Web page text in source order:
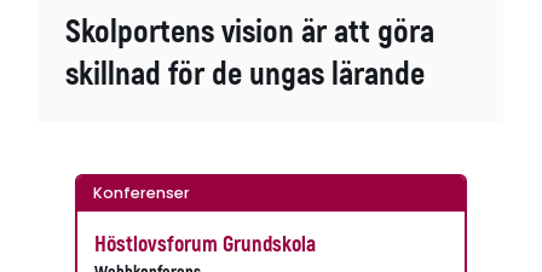
Skolportens vision är att göra
skillnad för de ungas lärande
Konferenser
Höstlovsforum Grundskola